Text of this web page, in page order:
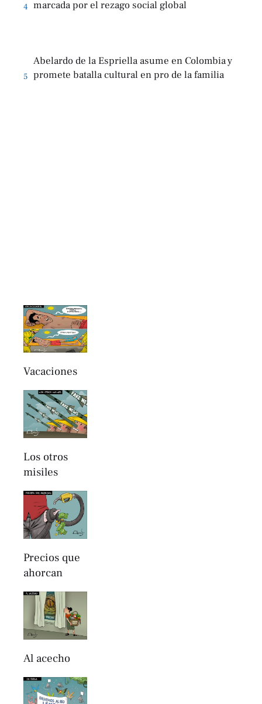
4 marcada por el rezago social global
5
Abelardo de la Espriella asume en Colombia y
promete batalla cultural en pro de la familia
Vacaciones
Los otros
misiles
Precios que
ahorcan
Al acecho